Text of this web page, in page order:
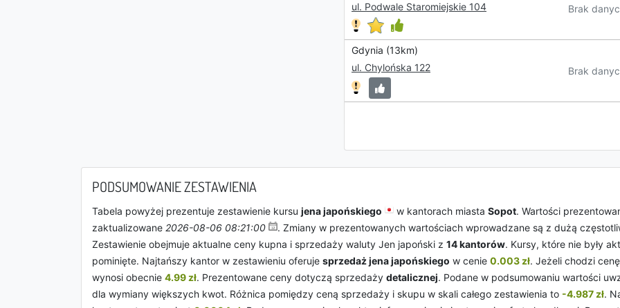
ul. Podwale Staromiejskie 104
Brak
Gdynia (13km)
ul. Chylońska 122
Brak
PODSUMOWANIE ZESTAWIENIA
Tabela powyżej prezentuje zestawienie kursu jena japońskiego w kantorach miasta Sopot. Wartości
zaktualizowane 2026-08-06 08:21:00
. Zmiany w prezentowanych wartościach wprowadzane są z dużą
Zestawienie obejmuje aktualne ceny kupna i sprzedaży waluty Jen japoński z 14 kantorów. Kursy, które nie były
pominięte. Najtańszy kantor w zestawieniu oferuje sprzedaż jena japońskiego w cenie 0.003 zł. Jeżeli chodzi
wynosi obecnie 4.99 zł. Prezentowane ceny dotyczą sprzedaży detalicznej. Podane w podsumowaniu wartości
dla wymiany większych kwot. Różnica pomiędzy ceną sprzedaży i skupu w skali całego zestawienia to -4.987 zł.